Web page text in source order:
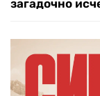
загадочно